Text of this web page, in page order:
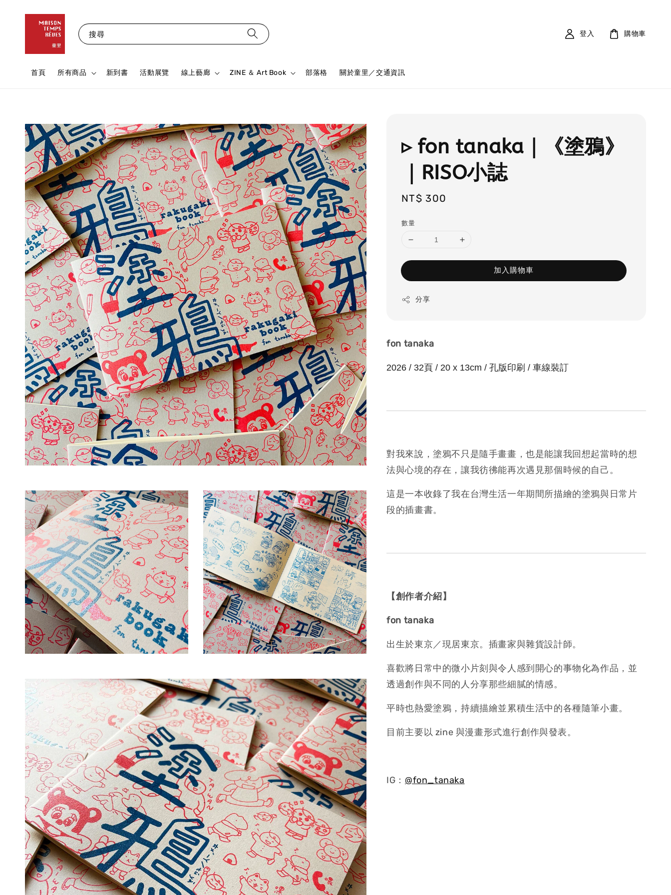
搜尋
首頁 所有商品 新到書 活動展覽 線上藝廊 ZINE ＆ Art Book 部落格 關於童里／交通資訊
登入 購物車
▹ fon tanaka｜《塗鴉》
｜RISO小誌
Regular
NT$ 300
數量
加入購物車
分享
fon tanaka
2026 / 32頁 / 20 x 13cm /孔版印刷 /車線裝訂
對我來說，塗鴉不只是隨手畫畫，也是能讓我回想起當時的想
法與心境的存在，讓我彷彿能再次遇見那個時候的自己。
這是一本收錄了我在台灣生活一年期間所描繪的塗鴉與日常片
段的插畫書。
【創作者介紹】
fon tanaka
出生於東京／現居東京。插畫家與雜貨設計師。
喜歡將日常中的微小片刻與令人感到開心的事物化為作品，並
透過創作與不同的人分享那些細膩的情感。
平時也熱愛塗鴉，持續描繪並累積生活中的各種隨筆小畫。
目前主要以 zine 與漫畫形式進行創作與發表。
IG： @fon_tanaka